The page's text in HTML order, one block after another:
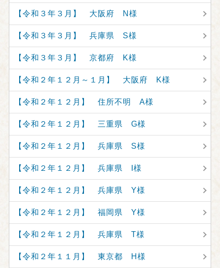
【令和３年３月】 大阪府 N様
【令和３年３月】 兵庫県 S様
【令和３年３月】 京都府 K様
【令和２年１２月～１月】 大阪府 K様
【令和２年１２月】 住所不明 A様
【令和２年１２月】 三重県 G様
【令和２年１２月】 兵庫県 S様
【令和２年１２月】 兵庫県 I様
【令和２年１２月】 兵庫県 Y様
【令和２年１２月】 福岡県 Y様
【令和２年１２月】 兵庫県 T様
【令和２年１１月】 東京都 H様